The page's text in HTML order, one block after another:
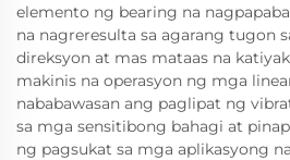
elemento ng bearing na
na nagreresulta sa agarang tugon
direksyon at mas mataas na
makinis na operasyon ng mga
nababawasan ang paglipat ng
sa mga sensitibong bahagi at
ng pagsukat sa mga aplikasyong